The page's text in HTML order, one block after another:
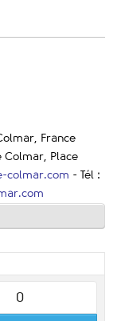
France
Colmar, Place
colmar.com -
Tél :
0